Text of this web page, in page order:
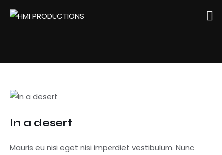
In a desert
Mauris eu nisi eget nisi imperdiet vestibulum. Nunc